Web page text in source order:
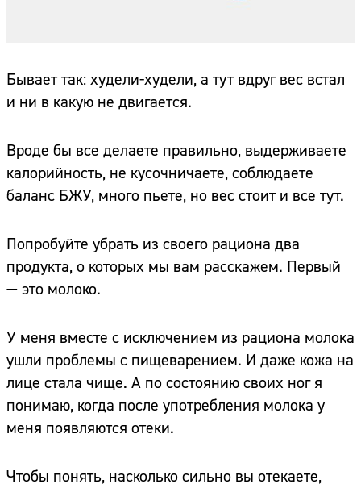
Бывает так: худели-худели, а тут вдруг вес встал
и ни в какую не двигается.
Вроде бы все делаете правильно, выдерживаете
калорийность, не кусочничаете, соблюдаете
баланс БЖУ, много пьете, но вес стоит и все тут.
Попробуйте убрать из своего рациона два
продукта, о которых мы вам расскажем. Первый
— это молоко.
У меня вместе с исключением из рациона молока
ушли проблемы с пищеварением. И даже кожа на
лице стала чище. А по состоянию своих ног я
понимаю, когда после употребления молока у
меня появляются отеки.
Чтобы понять, насколько сильно вы отекаете,